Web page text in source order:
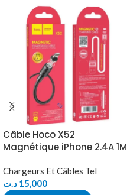
Câble Hoco X52
Magnétique iPhone 2.4A 1M
Chargeurs Et Câbles Tel
15,000 د.ت